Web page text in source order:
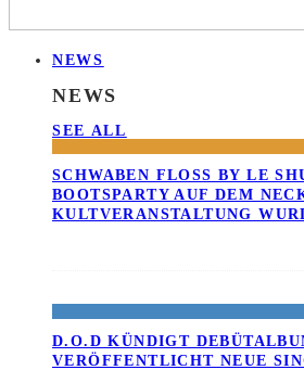
NEWS
NEWS
SEE ALL
SCHWABEN FLOSS BY LE
OOTSPARTY AUF DEM
ULTVERANSTALTUNG
D.O.D KÜNDIGT
VERÖFFENTLICHT NEUE